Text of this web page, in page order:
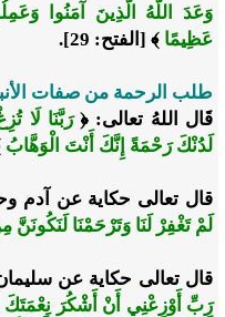
وَعَدَ اللَّهُ الَّذِينَ آمَنُوا
عَظِيمًا ﴾ [الفتح: 29].
طلب الرحمة من صفات
قَال اللهُ تعالى: ﴿رَبَّنَا لَا
لَدُنْكَ رَحْمَةً إِنَّكَ أَنْتَ الْوَهَّابُ
قال تعالى حكاية عن آدم
لَمْ تَغْفِرْ لَنَا وَتَرْحَمْنَا
قال تعالى حكاية عن
رَبِّ أَوْزِعْنِي أَنْ أَشْكُرَ نِعْمَتَكَ